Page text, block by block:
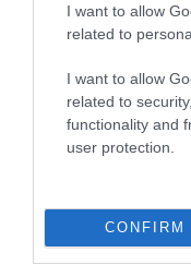
I want to allow
related to
I want to allow
related to
functionality and
user protection.
CONFIRM
του
των